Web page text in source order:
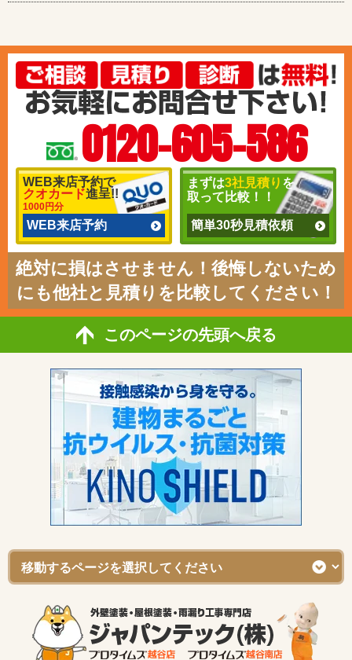
0120-605-586
WEB来店予約で
クオカード進呈!!
1000円分
WEB来店予約
まずは3社見積り を
取って比較！！
簡単30秒見積依頼
絶対に損はさせません！後悔しないため
にも他社と見積りを比較してください！
このページの先頭へ戻る